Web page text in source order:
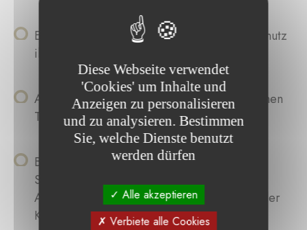
Einstufung der Insel als Naturgebiet zum Schutz
ihrer Biodiversität
Ausbildung in nachhaltigen landwirtschaftlichen
Techniken
Bau einer umweltfreundlichen, alternativen
Schule mit handwerklichen
Ausbildungsprogrammen. Sensibilisierung der
Kinder für den Schutz von Flora und Fauna
Diese Webseite verwendet
'Cookies' um Inhalte und
Anzeigen zu personalisieren
und zu analysieren. Bestimmen
Sie, welche Dienste benutzt
werden dürfen
Alle akzeptieren
Verbiete alle Cookies